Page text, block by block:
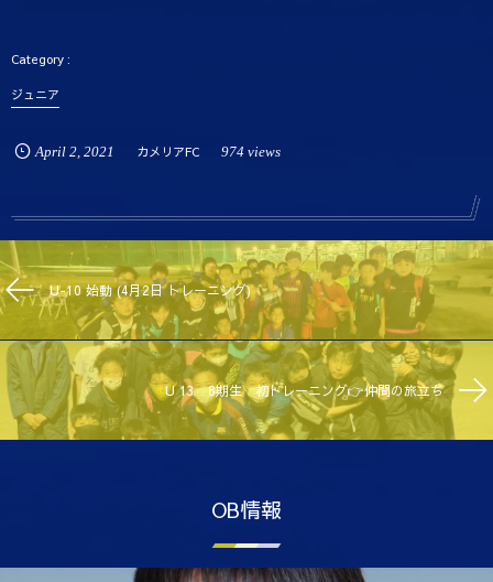
ジュニア
April 2, 2021 カメリアFC 974 views
U-10 始動 (4月2日 トレーニング)
U 13 8期生 初トレーニング👉仲間の旅立ち
OB情報